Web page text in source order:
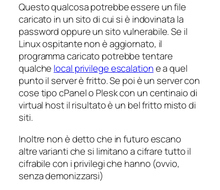
Questo qualcosa potrebbe essere un file
caricato in un sito di cui si è indovinata la
password oppure un sito vulnerabile. Se il
Linux ospitante non è aggiornato, il
programma caricato potrebbe tentare
qualche local privilege escalatione a quel
punto il server è fritto. Se poi è un server con
cose tipo cPanel o Plesk con un centinaio di
virtual host il risultato è un bel fritto misto di
siti.
Inoltre non è detto che in futuro escano
altre varianti che si limitanoa cifrare tutto il
cifrabile con i privilegi che hanno (ovvio,
senza demonizzarsi)